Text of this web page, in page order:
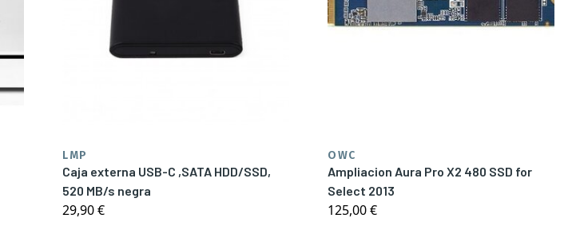
LMP
Caja externa USB-C ,SATA HDD/SSD,
520 MB/s negra
29,90 €
OWC
Ampliacion Aura Pro X2 480 SSD for
Select 2013
125,00 €